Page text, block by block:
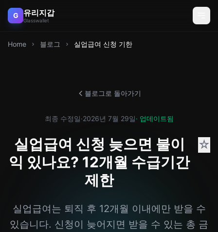
G 유리지갑
Glasswallet
Home 블로그 실업급여 신청 기한
블로그로 돌아가기
최종 수정일·2026년 7월 29일· 업데이트됨
실업급여 신청 늦으면 불이
익 있나요? 12개월 수급기간
제한
☆
실업급여는 퇴직 후 12개월 이내에만 받을 수
있습니다. 신청이 늦어지면 받을 수 있는 총 금